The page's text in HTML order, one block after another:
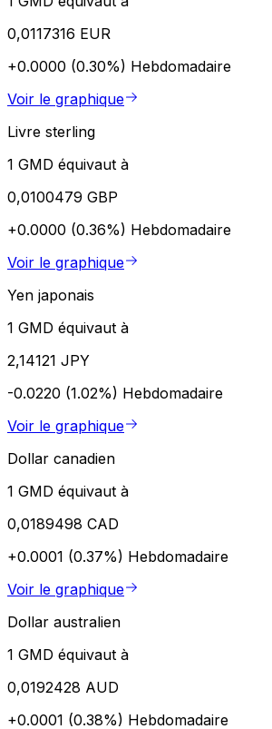
0,0117316 EUR
+0.0000 (0.30%) Hebdomadaire
Voir le graphique
Livre sterling
1 GMD équivaut à
0,0100479 GBP
+0.0000 (0.36%) Hebdomadaire
Voir le graphique
Yen japonais
1 GMD équivaut à
2,14121 JPY
-0.0220 (1.02%) Hebdomadaire
Voir le graphique
Dollar canadien
1 GMD équivaut à
0,0189498 CAD
+0.0001 (0.37%) Hebdomadaire
Voir le graphique
Dollar australien
1 GMD équivaut à
0,0192428 AUD
+0.0001 (0.38%) Hebdomadaire